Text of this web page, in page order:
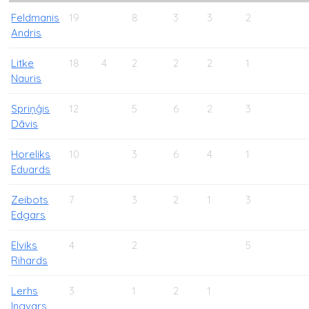
Feldmanis
Andris
19 8 3 3 2
Litke
Nauris
18 4 2 2 2 1
Spriņģis
Dāvis
12 5 6 2 3
Horeliks
Eduards
10 3 6 4 1
Zeibots
Edgars
7 3 2 1 3
Elviks
Rihards
4 2 5
Lerhs
Ingvars
3 1 2 1